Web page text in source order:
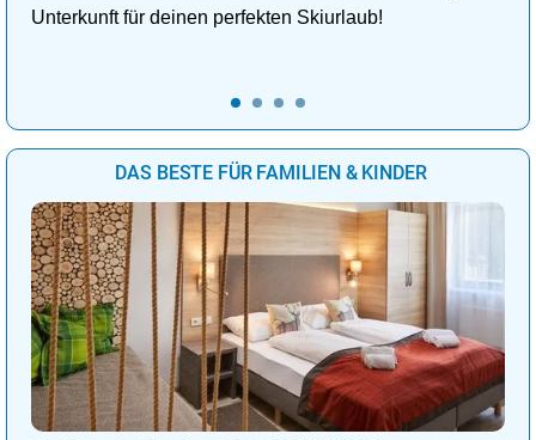
Unterkunft für deinen perfekten Skiurlaub!
DAS BESTE FÜR FAMILIEN & KINDER